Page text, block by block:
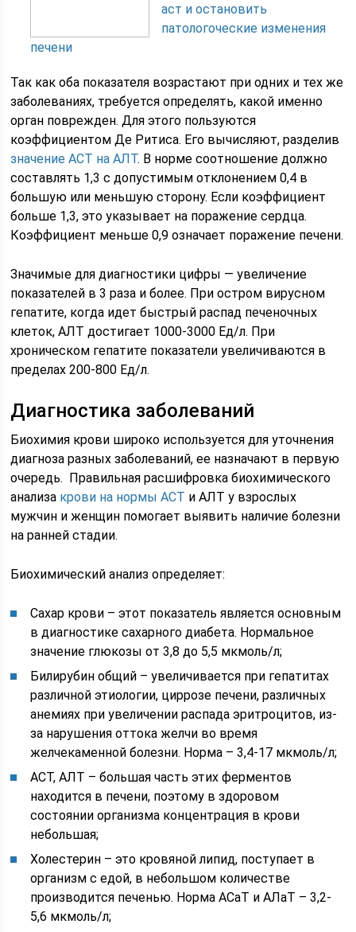
аст и остановить
патологоческие изменения
печени
Так как оба показателя возрастают при одних и тех же
заболеваниях, требуется определять, какой именно
орган поврежден. Для этого пользуются
коэффициентом Де Ритиса. Его вычисляют, разделив
значение АСТ на АЛТ. В норме соотношение должно
составлять 1,3 с допустимым отклонением 0,4 в
большую или меньшую сторону. Если коэффициент
больше 1,3, это указывает на поражение сердца.
Коэффициент меньше 0,9 означает поражение печени.
Значимые для диагностики цифры — увеличение
показателей в 3 раза и более. При остром вирусном
гепатите, когда идет быстрый распад печеночных
клеток, АЛТ достигает 1000-3000 Ед/л. При
хроническом гепатите показатели увеличиваются в
пределах 200-800 Ед/л.
Диагностика заболеваний
Биохимия крови широко используется для уточнения
диагноза разных заболеваний, ее назначают в первую
очередь. Правильная расшифровка биохимического
анализа крови на нормы АСТ и АЛТ у взрослых
мужчин и женщин помогает выявить наличие болезни
на ранней стадии.
Биохимический анализ определяет:
Сахар крови – этот показатель является основным
в диагностике сахарного диабета. Нормальное
значение глюкозы от 3,8 до 5,5 мкмоль/л;
Билирубин общий – увеличивается при гепатитах
различной этиологии, циррозе печени, различных
анемиях при увеличении распада эритроцитов, из-
за нарушения оттока желчи во время
желчекаменной болезни. Норма – 3,4-17 мкмоль/л;
АСТ, АЛТ – большая часть этих ферментов
находится в печени, поэтому в здоровом
состоянии организма концентрация в крови
небольшая;
Холестерин – это кровяной липид, поступает в
организм с едой, в небольшом количестве
производится печенью. Норма АСаТ и АЛаТ – 3,2-
5,6 мкмоль/л;